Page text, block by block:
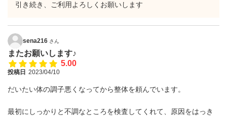
引き続き、ご利用よろしくお願いします
sena216 さん
またお願いします♪
5.00
投稿日 2023/04/10
だいたい体の調子悪くなってから整体を頼んでいます。
最初にしっかりと不調なところを検査してくれて、原因をはっき